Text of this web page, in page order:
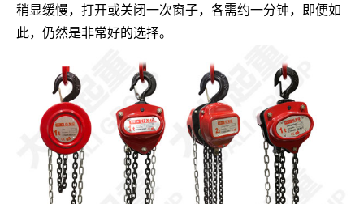
稍显缓慢，打开或关闭一次窗子，各需约一分钟，即便如
此，仍然是非常好的选择。